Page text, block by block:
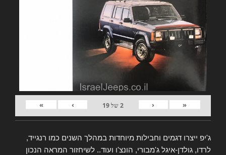
«
‹
2של19
›
»
ג'יפ ייצרו דגמים וחבילות מיוחדות במהלך השנים כמו רנגייד,
לרדו, גולדן-איגל ג'מבורי, הונצ'ו ועוד.. לשיחזור המראה הנכון